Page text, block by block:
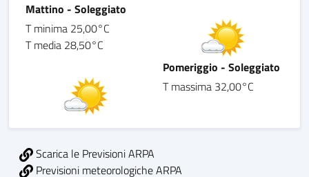
Mattino - Soleggiato
T minima 25,00°C
T media 28,50°C
Pomeriggio - Soleggiato
T massima 32,00°C
Scarica le Previsioni ARPA
Previsioni meteorologiche ARPA